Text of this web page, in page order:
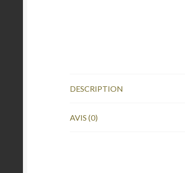
DESCRIPTION
AVIS (0)